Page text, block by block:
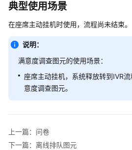
验
图
接
口
典型使用场景
在座席主动挂机时使用，流程尚未结束。
说明：
满意度调查图元的使用场景：
座席主动挂机，系统释放转到IVR
意度调查图元。
上一篇：问卷
下一篇：离线排队图元